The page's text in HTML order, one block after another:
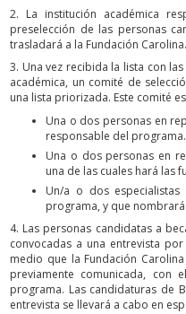
2. La institución académica
preselección de las personas
trasladará a la Fundación Carolina.
3. Una vez recibida la lista con
académica, un comité de
una lista priorizada. Este comité
Una o dos personas en
responsable del programa.
Una o dos personas en
una de las cuales hará las
Un/a o dos
programa, y que
4. Las personas candidatas a
convocadas a una entrevista
medio que la Fundación
previamente comunicada, con
programa. Las candidaturas de
entrevista se llevará a cabo en